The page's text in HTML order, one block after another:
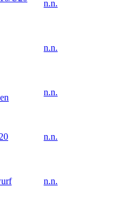
n.n.
n.n.
n.n.
n.n.
n.n.